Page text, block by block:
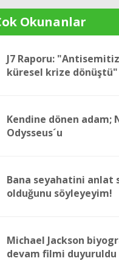
Okunanlar
J7 Raporu:
küresel krize dönüştü"
Kendine dönen adam;
Odysseus´u
Bana seyahatini anlat
olduğunu söyleyeyim!
Michael Jackson
devam filmi duyuruldu